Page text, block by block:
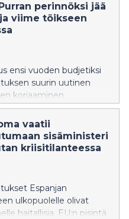
perinnöksi jää
viime töikseen
ensi vuoden budjetiksi
suurin uutinen
korjaaminen
syliin, SDP:n Joona
vaatii
sisäministeri
kriisitilanteessa
Espanjan
ulkopuolelle olivat
haitallisia. EU:n pisintä